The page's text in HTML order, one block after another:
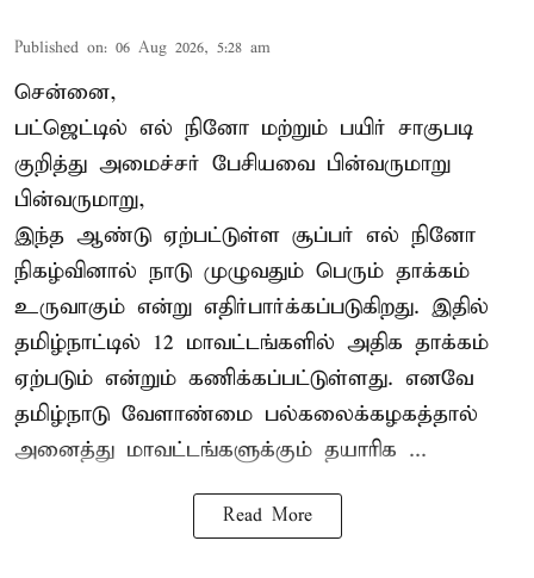
Published on: 06 Aug 2026, 5:28 am
சென்னை,
பட்ஜெட்டில் எல் நினோ மற்றும் பயிர் சாகுபடி
குறித்து அமைச்சர் பேசியவை பின்வருமாறு
பின்வருமாறு,
இந்த ஆண்டு ஏற்பட்டுள்ள சூப்பர் எல் நினோ
நிகழ்வினால் நாடு முழுவதும் பெரும் தாக்கம்
உருவாகும் என்று எதிர்பார்க்கப்படுகிறது. இதில்
தமிழ்நாட்டில் 12 மாவட்டங்களில் அதிக தாக்கம்
ஏற்படும் என்றும் கணிக்கப்பட்டுள்ளது. எனவே
தமிழ்நாடு வேளாண்மை பல்கலைக்கழகத்தால்
அனைத்து மாவட்டங்களுக்கும் தயாரிக ...
Read More